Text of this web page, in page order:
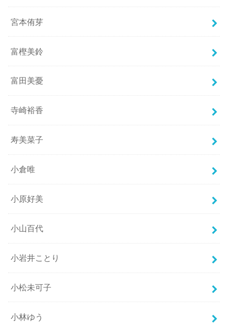
宮本侑芽
富樫美鈴
富田美憂
寺崎裕香
寿美菜子
小倉唯
小原好美
小山百代
小岩井ことり
小松未可子
小林ゆう